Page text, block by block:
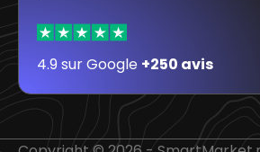
4.9 sur Google +250 avis